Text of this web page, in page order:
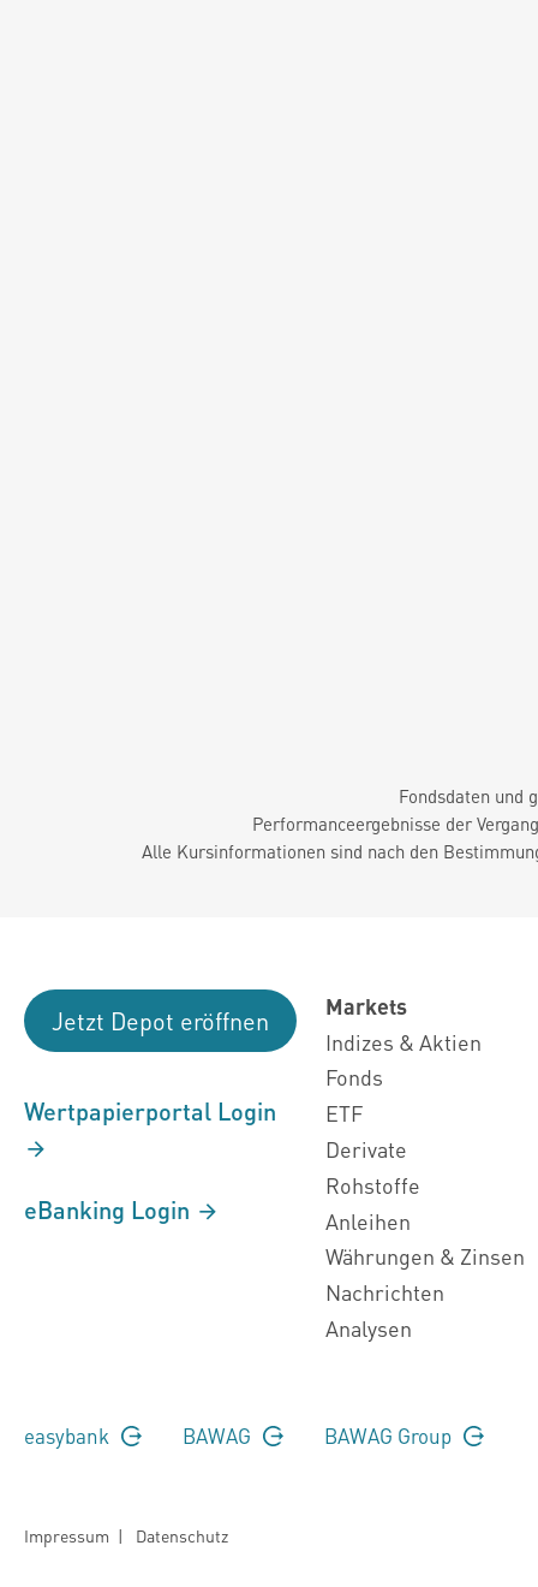
Fondsdaten und
Performanceergebnisse der
Alle Kursinformationen sind nach den
Jetzt Depot eröffnen
Wertpapierportal Login
eBanking Login
Markets
Indizes & Aktien
Fonds
ETF
Derivate
Rohstoffe
Anleihen
Währungen & Zinsen
Nachrichten
Analysen
easybank BAWAG BAWAG Group
Impressum | Datenschutz